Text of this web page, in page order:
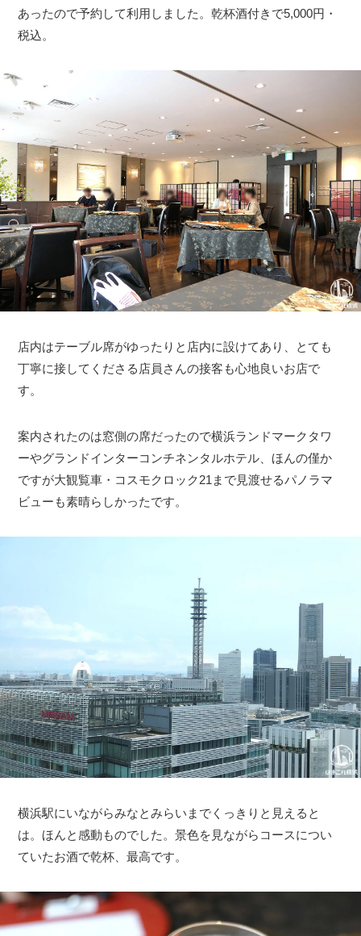
あったので予約して利用しました。乾杯酒付きで5,000円・
税込。
店内はテーブル席がゆったりと店内に設けてあり、とても
丁寧に接してくださる店員さんの接客も心地良いお店で
す。
案内されたのは窓側の席だったので横浜ランドマークタワ
ーやグランドインターコンチネンタルホテル、ほんの僅か
ですが大観覧車・コスモクロック21まで見渡せるパノラマ
ビューも素晴らしかったです。
横浜駅にいながらみなとみらいまでくっきりと見えると
は。ほんと感動ものでした。景色を見ながらコースについ
ていたお酒で乾杯、最高です。